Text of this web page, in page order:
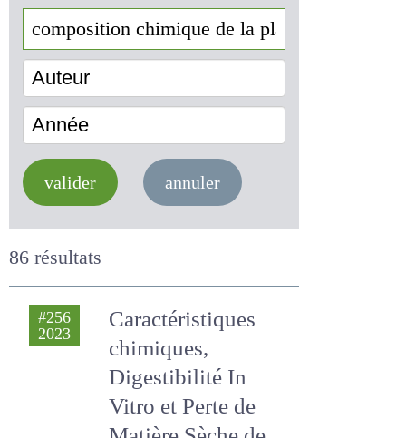
Auteur
valider annuler
86 résultats
#256
Caractéristiques
chimiques,
Digestibilité In Vitro